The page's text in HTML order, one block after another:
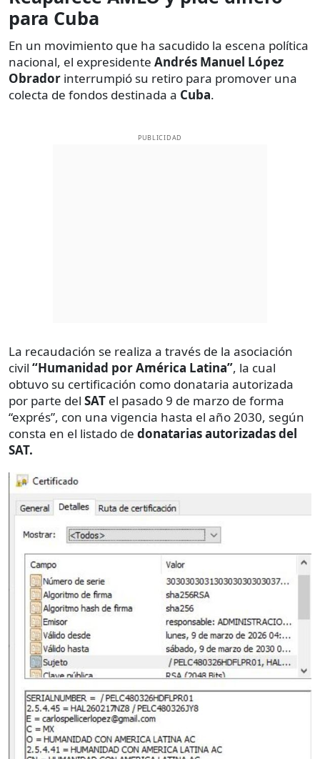
para Cuba
En un movimiento que ha sacudido la escena política
nacional, el expresidente Andrés Manuel López
Obrador interrumpió su retiro para promover una
colecta de fondos destinada a Cuba.
PUBLICIDAD
La recaudación se realiza a través de la asociación
civil “Humanidad por América Latina”, la cual
obtuvo su certificación como donataria autorizada
por parte del SAT el pasado 9 de marzo de forma
“exprés”, con una vigencia hasta el año 2030, según
consta en el listado de donatarias autorizadas del
SAT.